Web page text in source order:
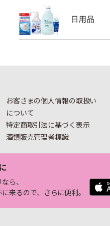
お客さまの個人情報の取扱い
について
特定商取引法に基づく表示
酒類販売管理者標識
ら、
来るので、さらに便利。